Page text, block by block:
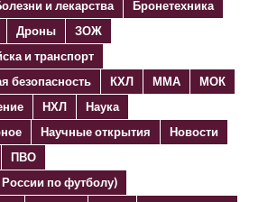
и лекарства
Бронетехника
Дроны
ЗОЖ
и транспорт
безопасность
КХЛ ММА
МОК
НХЛ
Наука
Научные открытия
Новости
ПВО
по футболу)